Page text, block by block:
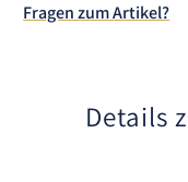
Fragen zum Artikel?
Details